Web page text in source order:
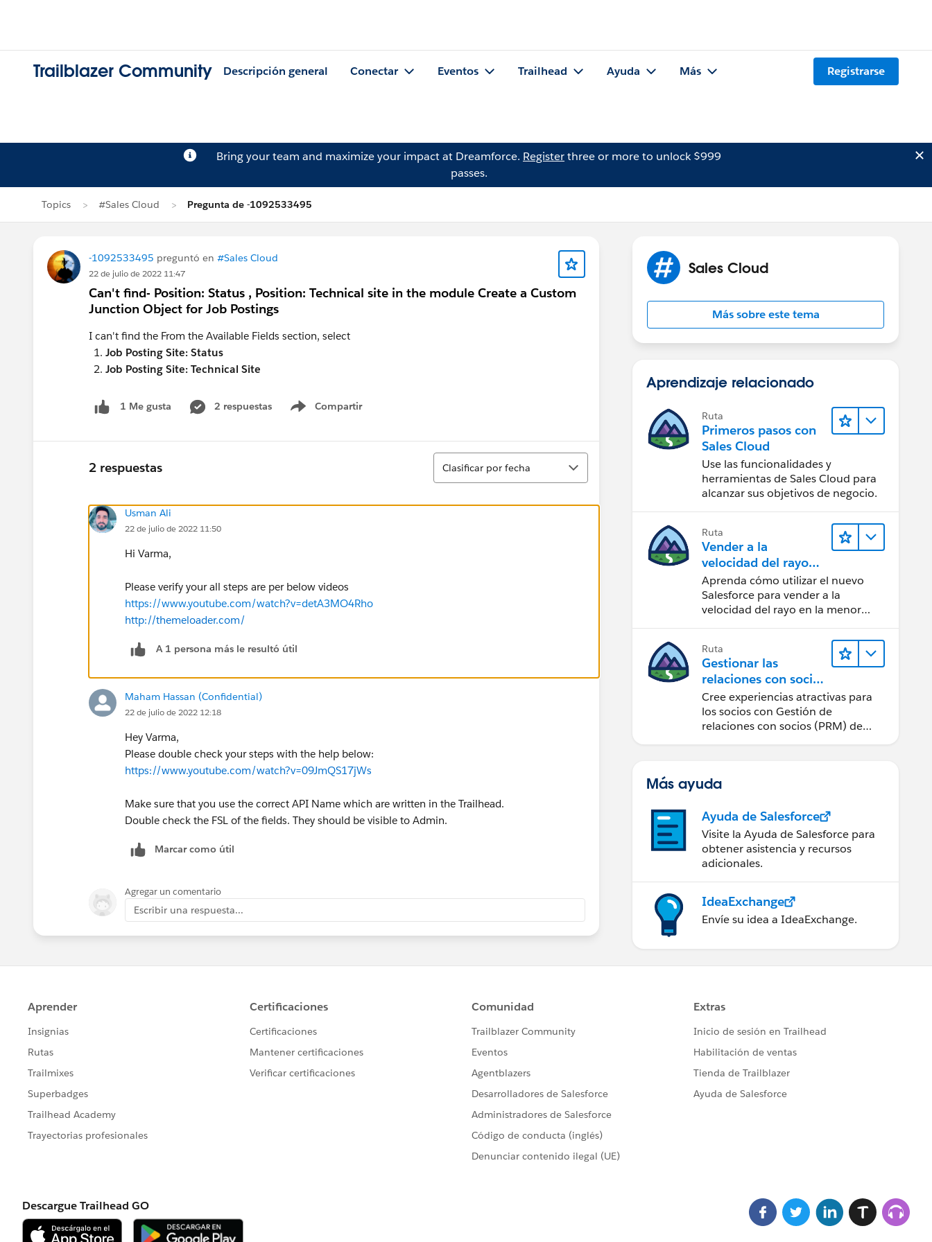
Trailblazer Community Descripción general Conectar Eventos Trailhead Ayuda Más Registrarse
Bring your team and maximize your impact at Dreamforce. Registerthree or more to unlock $999
passes.
Topics #Sales Cloud Pregunta de -1092533495
-1092533495 preguntó en #Sales Cloud
22 de julio de 2022 11:47
Can't find- Position: Status , Position: Technical site in the module Create a Custom
Junction Object for Job Postings
I can't find the From the Available Fields section, select
Job Posting Site: Status
Job Posting Site: Technical Site
1 Me gusta 2 respuestas Compartir
Show menu
2 respuestas
Ordenar
Clasificar por fecha
Usman Ali
22 de julio de 2022 11:50
Hi Varma,
Please verify your all steps are per below videos
https://www.youtube.com/watch?v=detA3MO4Rho
http://themeloader.com/
A 1 persona más le resultó útil
Maham Hassan (Confidential)
22 de julio de 2022 12:18
Hey Varma,
Please double check your steps with the help below:
https://www.youtube.com/watch?v=09JmQS17jWs
Make sure that you use the correct API Name which are written in the Trailhead.
Double check the FSL of the fields. They should be visible to Admin.
Marcar como útil
Agregar un comentario
Escribir una respuesta...
Sales Cloud
Más sobre este tema
Aprendizaje relacionado
Ruta
Primeros pasos con
Sales Cloud
Use las funcionalidades y
herramientas de Sales Cloud para
alcanzar sus objetivos de negocio.
Ruta
Vender a la
velocidad del rayo
con Sales Cloud
Aprenda cómo utilizar el nuevo
Salesforce para vender a la
velocidad del rayo en la menor
Ruta
Gestionar las
relaciones con socios
con PRM de Sales
Cloud
Cree experiencias atractivas para
los socios con Gestión de
relaciones con socios (PRM) de
Más ayuda
Ayuda de Salesforce
Visite la Ayuda de Salesforce para
obtener asistencia y recursos
adicionales.
IdeaExchange
Envíe su idea a IdeaExchange.